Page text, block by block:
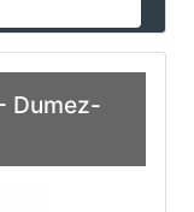
Dumez-